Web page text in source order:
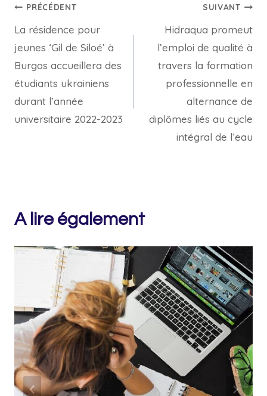
Navigation
de
l’article
PRÉCÉDENT
La résidence pour
jeunes ‘Gil de Siloé’ à
Burgos accueillera des
étudiants ukrainiens
durant l’année
universitaire 2022-2023
SUIVANT
Hidraqua promeut
l’emploi de qualité à
travers la formation
professionnelle en
alternance de
diplômes liés au cycle
intégral de l’eau
A lire également